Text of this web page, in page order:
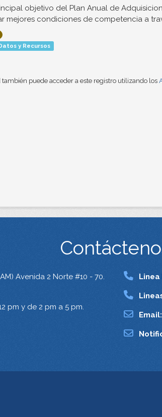
objetivo del Plan Anual de
mejores condiciones de competencia a
y Recursos
también puede acceder a este registro utilizando los
Avenida 2 Norte #10 - 70.
pm y de 2 pm a 5 pm.
Linea
Email: